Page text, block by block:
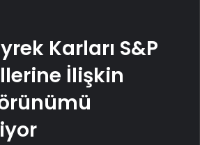
Karları S&P
İlişkin